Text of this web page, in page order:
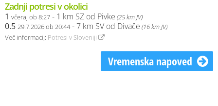
Zadnji potresi v okolici
1 včeraj ob 8:27 - 1 km SZ od Pivke (25 km JV)
0.5 29.7.2026 ob 20:44- 7 km SV od Divače (16 km JV)
Več informacij: Potresi v Sloveniji
Vremenska napoved